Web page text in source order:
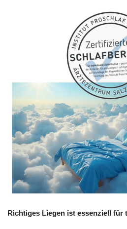
Richtiges Liegen ist essenziell für